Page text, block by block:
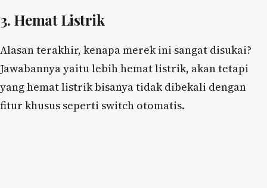
3. Hemat Listrik
Alasan terakhir, kenapa merek ini sangat disukai?
Jawabannya yaitu lebih hemat listrik, akan tetapi
yang hemat listrik bisanya tidak dibekali dengan
fitur khusus seperti switch otomatis.